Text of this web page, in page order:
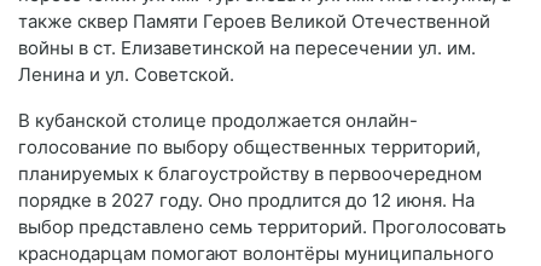
также сквер Памяти Героев Великой Отечественной
войны в ст. Елизаветинской на пересечении ул. им.
Ленина и ул. Советской.
В кубанской столице продолжается онлайн-
голосование по выбору общественных территорий,
планируемых к благоустройству в первоочередном
порядке в 2027 году. Оно продлится до 12 июня. На
выбор представлено семь территорий. Проголосовать
краснодарцам помогают волонтёры муниципального